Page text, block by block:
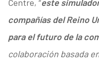
Centre, “este
compañías del Reino
para el futuro de la
colaboración basada